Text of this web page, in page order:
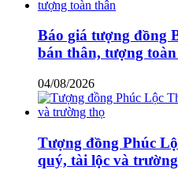
Báo giá tượng đồng
bán thân, tượng
04/08/2026
Tượng đồng Phúc
quý, tài lộc và